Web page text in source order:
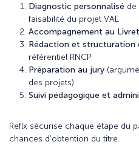
Diagnostic personnalisé de
faisabilité du projet VAE
Accompagnement au
Rédaction et structuration
référentiel RNCP
Préparation au jury
des projets)
Suivi pédagogique et
Reflx sécurise chaque étape du
chances d’obtention du titre.